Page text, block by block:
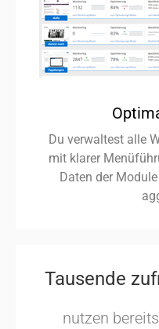
Du verwaltest alle
mit klarer
Daten der
Tausende
nutzen